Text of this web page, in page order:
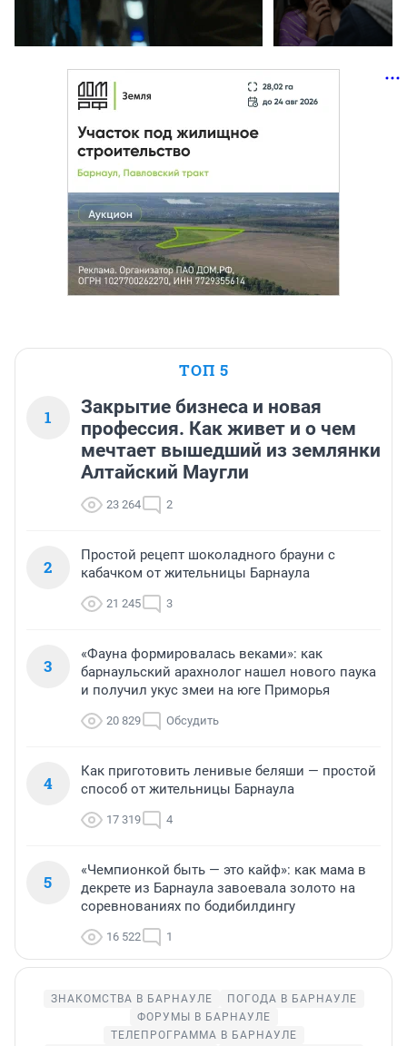
ТОП 5
1
Закрытие бизнеса и новая
профессия. Как живет и о чем
мечтает вышедший из землянки
Алтайский Маугли
23 264 2
2
Простой рецепт шоколадного брауни с
кабачком от жительницы Барнаула
21 245 3
3
«Фауна формировалась веками»: как
барнаульский арахнолог нашел нового паука
и получил укус змеи на юге Приморья
20 829 Обсудить
4
Как приготовить ленивые беляши — простой
способ от жительницы Барнаула
17 319 4
5
«Чемпионкой быть — это кайф»: как мама в
декрете из Барнаула завоевала золото на
соревнованиях по бодибилдингу
16 522 1
ЗНАКОМСТВА В БАРНАУЛЕ
ПОГОДА В БАРНАУЛЕ
ФОРУМЫ В БАРНАУЛЕ
ТЕЛЕПРОГРАММА В БАРНАУЛЕ